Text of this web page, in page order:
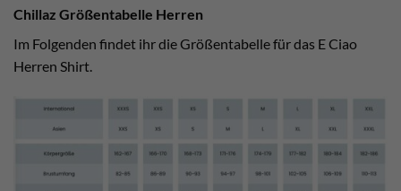
Chillaz Größentabelle Herren
Im Folgenden findet ihr die Größentabelle für das E Ciao
Herren Shirt.